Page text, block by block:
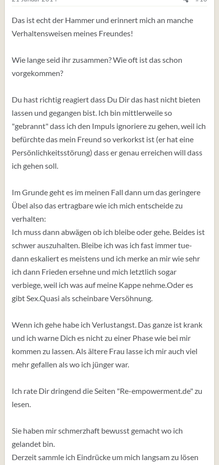
Das ist echt der Hammer und erinnert mich an manche
Verhaltensweisen meines Freundes!
Wie lange seid ihr zusammen? Wie oft ist das schon
vorgekommen?
Du hast richtig reagiert dass Du Dir das hast nicht bieten
lassen und gegangen bist. Ich bin mittlerweile so
"gebrannt" dass ich den Impuls ignoriere zu gehen, weil ich
befürchte das mein Freund so verkorkst ist (er hat eine
Persönlichkeitsstörung) dass er genau erreichen will dass
ich gehen soll.
Im Grunde geht es im meinen Fall dann um das geringere
Übel also das ertragbare wie ich mich entscheide zu
verhalten:
Ich muss dann abwägen ob ich bleibe oder gehe. Beides ist
schwer auszuhalten. Bleibe ich was ich fast immer tue-
dann eskaliert es meistens und ich merke an mir wie sehr
ich dann Frieden ersehne und mich letztlich sogar
verbiege, weil ich was auf meine Kappe nehme.Oder es
gibt Sex.Quasi als scheinbare Versöhnung.
Wenn ich gehe habe ich Verlustangst. Das ganze ist krank
und ich warne Dich es nicht zu einer Phase wie bei mir
kommen zu lassen. Als ältere Frau lasse ich mir auch viel
mehr gefallen als wo ich jünger war.
Ich rate Dir dringend die Seiten "Re-empowerment.de" zu
lesen.
Sie haben mir schmerzhaft bewusst gemacht wo ich
gelandet bin.
Derzeit sammle ich Eindrücke um mich langsam zu lösen